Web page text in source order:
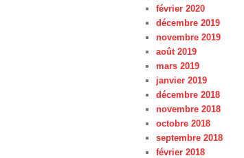
février 2020
décembre 2019
novembre 2019
août 2019
mars 2019
janvier 2019
décembre 2018
novembre 2018
octobre 2018
septembre 2018
février 2018